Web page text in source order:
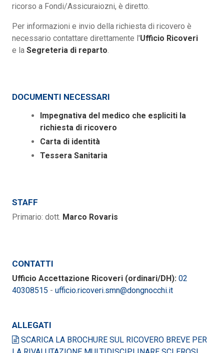
ricorso a Fondi/Assicuraiozni, è diretto.
Per informazioni e invio della richiesta di ricovero è
necessario contattare direttamente l'Ufficio Ricoveri
e la Segreteria di reparto.
DOCUMENTI NECESSARI
Impegnativa del medico che espliciti la
richiesta di ricovero
Carta di identità
Tessera Sanitaria
STAFF
Primario: dott. Marco Rovaris
CONTATTI
Ufficio Accettazione Ricoveri (ordinari/DH): 02
40308515 - ufficio.ricoveri.smn@dongnocchi.it
ALLEGATI
SCARICA LA BROCHURE SUL RICOVERO BREVE PER